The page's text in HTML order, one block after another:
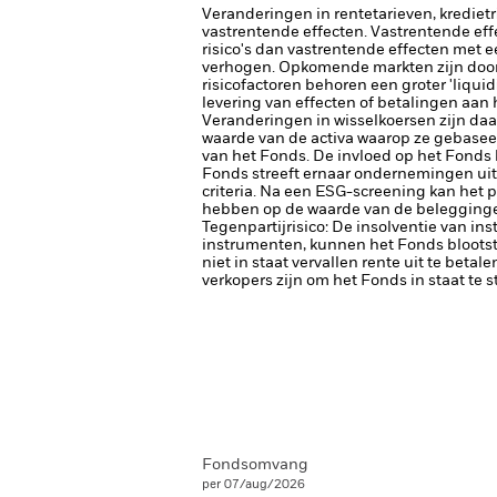
Veranderingen in rentetarieven,
vastrentende effecten. Vastrentende
risico's dan vastrentende effecten met
verhogen. Opkomende markten zijn
risicofactoren behoren een groter
levering van effecten of betalingen
Veranderingen in wisselkoersen zijn
waarde van de activa waarop ze
van het Fonds. De invloed op het
Fonds streeft ernaar ondernemingen
criteria. Na een ESG-screening kan
hebben op de waarde van de
Tegenpartijrisico: De insolventie van
instrumenten, kunnen het Fonds
niet in staat vervallen rente uit te
verkopers zijn om het Fonds in staat te
Fondsomvang
per 07/aug/2026